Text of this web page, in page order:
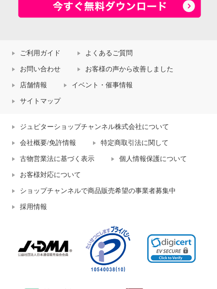
ご利用ガイド よくあるご質問
お問い合わせ お客様の声から改善しました
店舗情報 イベント・催事情報
サイトマップ
ジュピターショップチャンネル株式会社について
会社概要/免許情報 特定商取引法に関して
古物営業法に基づく表示 個人情報保護について
お客様対応について
ショップチャンネルで商品販売希望の事業者募集中
採用情報